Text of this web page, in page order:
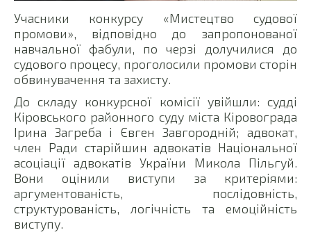
Учасники конкурсу «Мистецтво судової
промови», відповідно до запропонованої
навчальної фабули, по черзі долучилися до
судового процесу, проголосили промови сторін
обвинувачення та захисту.
До складу конкурсної комісії увійшли: судді
Кіровського районного суду міста Кіровограда
Ірина Загреба і Євген Завгородній; адвокат,
член Ради старійшин адвокатів Національної
асоціації адвокатів України Микола Пільгуй.
Вони оцінили виступи за критеріями:
аргументованість, послідовність,
структурованість, логічність та емоційність
виступу.